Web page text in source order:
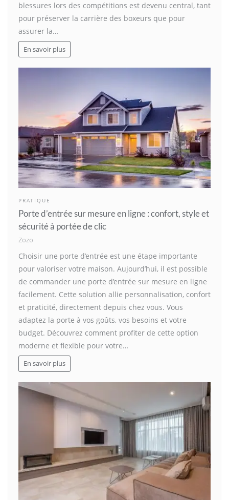
blessures lors des compétitions est devenu central, tant
pour préserver la carrière des boxeurs que pour
assurer la…
En savoir plus
PRATIQUE
Porte d’entrée sur mesure en ligne : confort, style et
sécurité à portée de clic
Zozo
Choisir une porte d’entrée est une étape importante
pour valoriser votre maison. Aujourd’hui, il est possible
de commander une porte d’entrée sur mesure en ligne
facilement. Cette solution allie personnalisation, confort
et praticité, directement depuis chez vous. Vous
adaptez la porte à vos goûts, vos besoins et votre
budget. Découvrez comment profiter de cette option
moderne et flexible pour votre…
En savoir plus